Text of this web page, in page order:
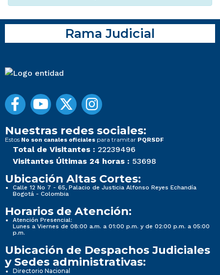
Rama Judicial
Nuestras redes sociales:
Estos No son canales oficiales para tramitar PQRSDF
Total de Visitantes : 22239496
Visitantes Últimas 24 horas : 53698
Ubicación Altas Cortes:
Calle 12 No 7 - 65, Palacio de Justicia Alfonso Reyes Echandía
Bogotá - Colombia
Horarios de Atención:
Atención Presencial:
Lunes a Viernes de 08:00 a.m. a 01:00 p.m. y de 02:00 p.m. a 05:00
p.m.
Ubicación de Despachos Judiciales
y Sedes administrativas:
Directorio Nacional